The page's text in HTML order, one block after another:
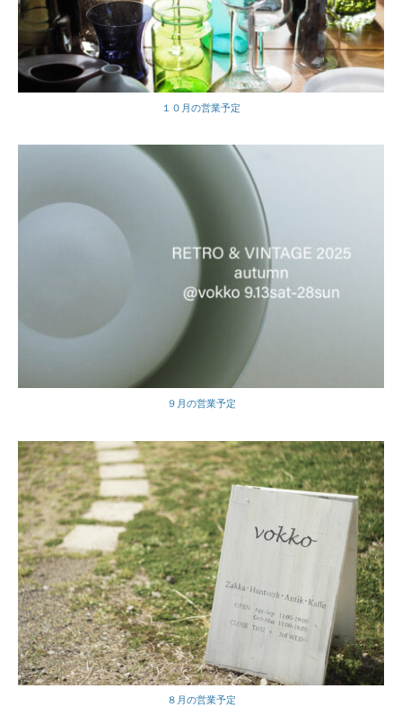
１０月の営業予定
９月の営業予定
８月の営業予定